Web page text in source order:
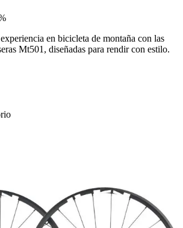
en bicicleta de montaña con las
Mt501, diseñadas para rendir con estilo.